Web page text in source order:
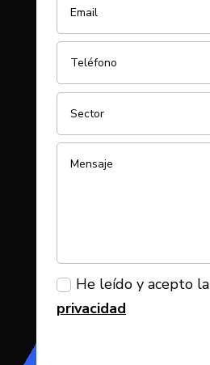
He leído y acepto la
privacidad